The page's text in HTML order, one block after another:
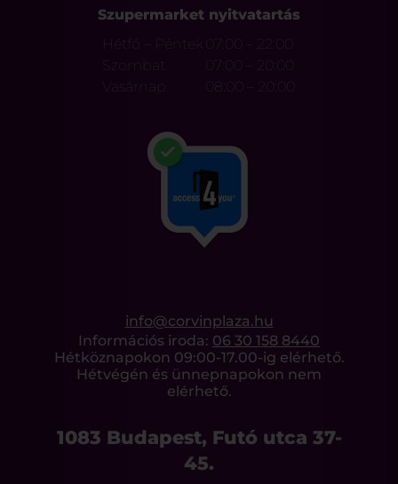
Szupermarket nyitvatartás
Hétfő – Péntek
07:00 – 22:00
Szombat
07:00 – 20:00
Vasárnap
08:00 – 20:00
info@corvinplaza.hu
Információs iroda: 06 30 158 8440
Hétköznapokon 09:00-17.00-ig elérhető.
Hétvégén és ünnepnapokon nem
elérhető.
1083 Budapest, Futó utca 37-
45.